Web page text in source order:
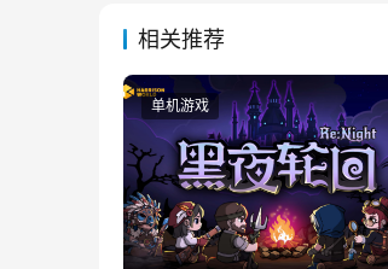
相关推荐
单机游戏